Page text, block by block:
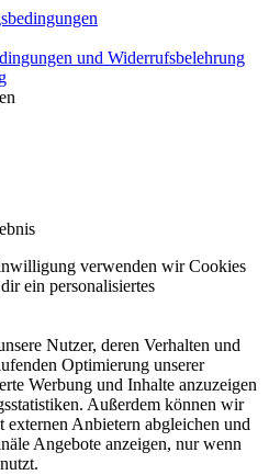
und Widerrufsbelehrung
verwenden wir Cookies
ein personalisiertes
Nutzer, deren Verhalten und
Optimierung unserer
Werbung und Inhalte anzuzeigen
Außerdem können wir
externen Anbietern abgleichen und
Angebote anzeigen, nur wenn